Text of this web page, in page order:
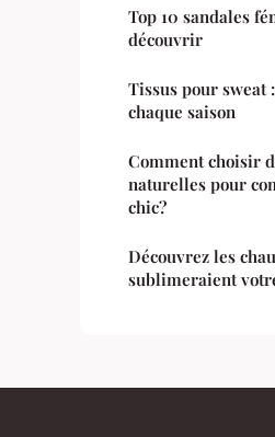
Top 10 sandales
découvrir
Tissus pour sweat
chaque saison
Comment choisir
naturelles pour
chic?
Découvrez les
sublimeraient